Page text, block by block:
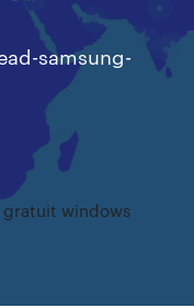
samsung-
windows